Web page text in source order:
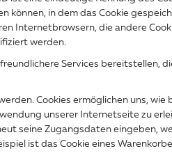
können, in dem das Cookie
Internetbrowsern, die andere
werden.
Services bereitstellen,
Cookies ermöglichen uns, wie
unserer Internetseite zu
seine Zugangsdaten eingeben,
ist das Cookie eines